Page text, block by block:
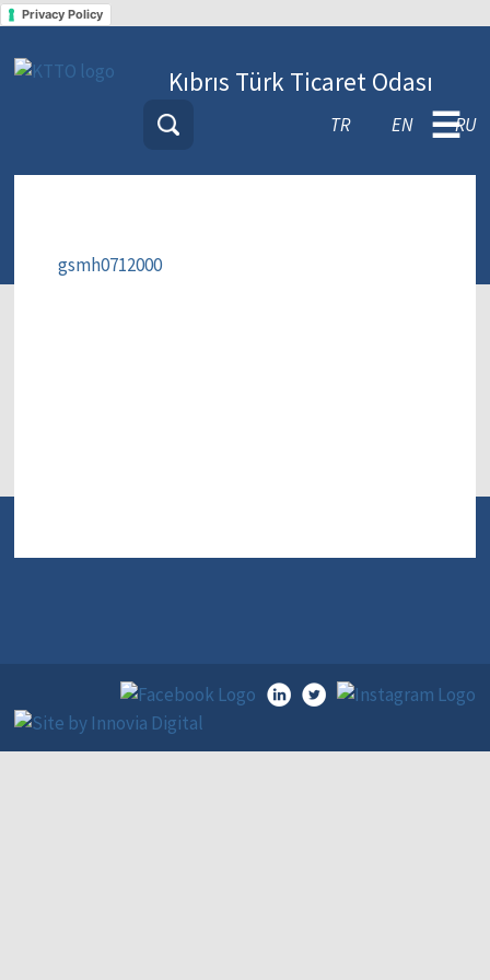
Privacy Policy
Kıbrıs Türk Ticaret Odası
TR EN RU
☰
gsmh0712000